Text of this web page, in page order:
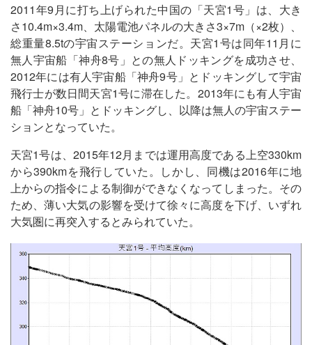
2011年9月に打ち上げられた中国の「天宮1号」は、大き
さ10.4m×3.4m、太陽電池パネルの大きさ3×7m（×2枚）、
総重量8.5tの宇宙ステーションだ。天宮1号は同年11月に
無人宇宙船「神舟8号」との無人ドッキングを成功させ、
2012年には有人宇宙船「神舟9号」とドッキングして宇宙
飛行士が数日間天宮1号に滞在した。2013年にも有人宇宙
船「神舟10号」とドッキングし、以降は無人の宇宙ステー
ションとなっていた。
天宮1号は、2015年12月までは運用高度である上空330km
から390kmを飛行していた。しかし、同機は2016年に地
上からの指令による制御ができなくなってしまった。その
ため、薄い大気の影響を受けて徐々に高度を下げ、いずれ
大気圏に再突入するとみられていた。